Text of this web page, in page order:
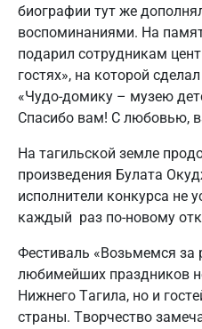
биографии тут же
воспоминаниями. На
подарил сотрудникам
гостях», на которой
«Чудо-домику – музею
Спасибо вам! С любовью,
На тагильской земле
произведения Булата
исполнители конкурса не
каждый раз по-новому
Фестиваль «Возьмемся за
любимейших праздников
Нижнего Тагила, но и
страны. Творчество